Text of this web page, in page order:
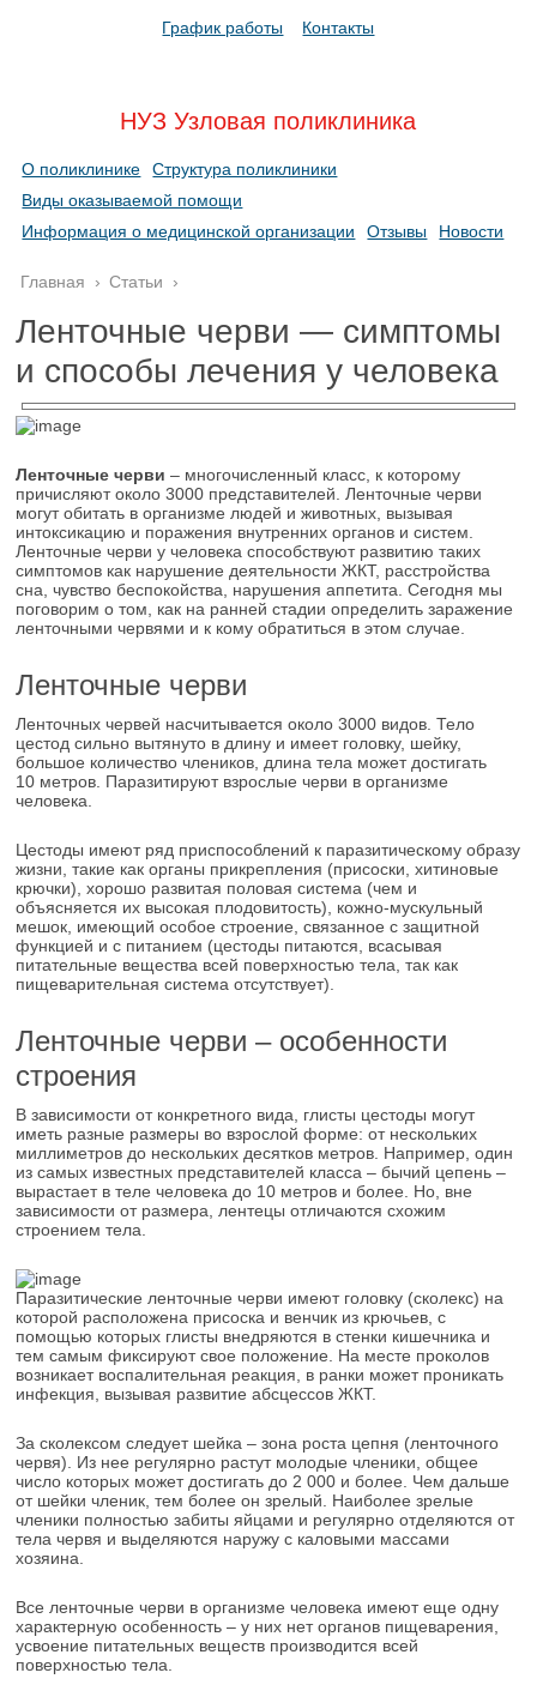
График работы Контакты
НУЗ Узловая поликлиника
О поликлинике
Структура поликлиники
Виды оказываемой помощи
Информация о медицинской организации
Отзывы Новости
Главная › Статьи ›
Ленточные черви — симптомы
и способы лечения у человека
Ленточные черви – многочисленный класс, к которому
причисляют около 3000 представителей. Ленточные черви
могут обитать в организме людей и животных, вызывая
интоксикацию и поражения внутренних органов и систем.
Ленточные черви у человека способствуют развитию таких
симптомов как нарушение деятельности ЖКТ, расстройства
сна, чувство беспокойства, нарушения аппетита. Сегодня мы
поговорим о том, как на ранней стадии определить заражение
ленточными червями и к кому обратиться в этом случае.
Ленточные черви
Ленточных червей насчитывается около 3000 видов. Тело
цестод сильно вытянуто в длину и имеет головку, шейку,
большое количество члеников, длина тела может достигать
10 метров. Паразитируют взрослые черви в организме
человека.
Цестоды имеют ряд приспособлений к паразитическому образу
жизни, такие как органы прикрепления (присоски, хитиновые
крючки), хорошо развитая половая система (чем и
объясняется их высокая плодовитость), кожно-мускульный
мешок, имеющий особое строение, связанное с защитной
функцией и с питанием (цестоды питаются, всасывая
питательные вещества всей поверхностью тела, так как
пищеварительная система отсутствует).
Ленточные черви – особенности
строения
В зависимости от конкретного вида, глисты цестоды могут
иметь разные размеры во взрослой форме: от нескольких
миллиметров до нескольких десятков метров. Например, один
из самых известных представителей класса – бычий цепень –
вырастает в теле человека до 10 метров и более. Но, вне
зависимости от размера, лентецы отличаются схожим
строением тела.
Паразитические ленточные черви имеют головку (сколекс) на
которой расположена присоска и венчик из крючьев, с
помощью которых глисты внедряются в стенки кишечника и
тем самым фиксируют свое положение. На месте проколов
возникает воспалительная реакция, в ранки может проникать
инфекция, вызывая развитие абсцессов ЖКТ.
За сколексом следует шейка – зона роста цепня (ленточного
червя). Из нее регулярно растут молодые членики, общее
число которых может достигать до 2 000 и более. Чем дальше
от шейки членик, тем более он зрелый. Наиболее зрелые
членики полностью забиты яйцами и регулярно отделяются от
тела червя и выделяются наружу с каловыми массами
хозяина.
Все ленточные черви в организме человека имеют еще одну
характерную особенность – у них нет органов пищеварения,
усвоение питательных веществ производится всей
поверхностью тела.